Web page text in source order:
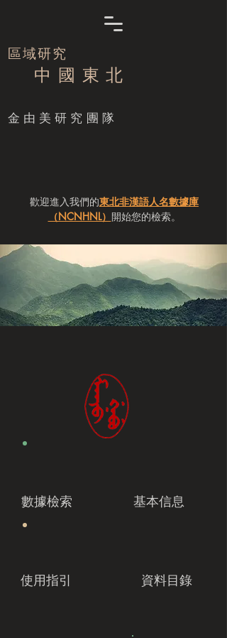
區域研究
中 國 東 北
​金由美研究團隊
歡迎進入我們的東北非漢語人名數據庫
（NCNHNL） 開始您的檢索。
數據檢索 基本信息
使用指引 資料目錄